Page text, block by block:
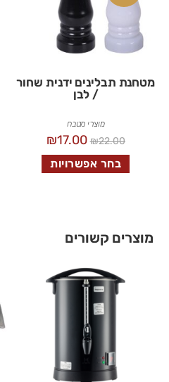
מטחנת תבלינים ידנית שחור
/ לבן
מוצרי מטבח
₪22.00
₪17.00
בחר אפשרויות
מוצרים קשורים